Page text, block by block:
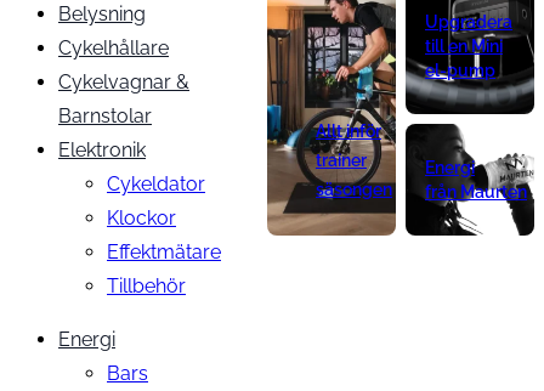
Belysning
Cykelhållare
Cykelvagnar &
Barnstolar
Elektronik
Cykeldator
Klockor
Effektmätare
Tillbehör
Energi
Bars
Allt inför
trainer
säsongen
Upgradera
till en Mini
el-pump
Energi
från Maurten